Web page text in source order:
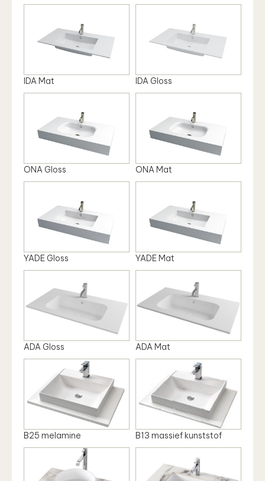
IDA Mat IDA Gloss
ONA Gloss ONA Mat
YADE Gloss YADE Mat
ADA Gloss ADA Mat
B25 melamine B13 massief kunststof